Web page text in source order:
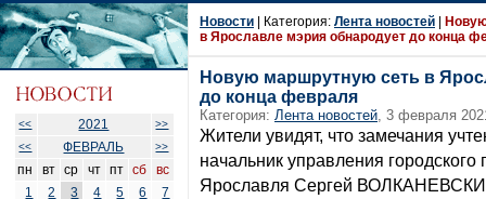
<< 2021
>>
<<
ФЕВРАЛЬ >>
пн вт ср чт пт сб
вс
1
2 3 4 5 6
7
Новости | Категория: Лента новостей
в Ярославле мэрия обнародует до конца
Новую маршрутную сеть в
до конца февраля
Категория: Лента новостей, 3 февраля
Жители увидят, что замечания
начальник управления
Ярославля Сергей